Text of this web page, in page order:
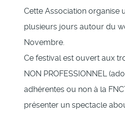
Cette Association organise
plusieurs jours autour du
Novembre.
Ce festival est ouvert aux
NON PROFESSIONNEL
adhérentes ou non à la
présenter un spectacle